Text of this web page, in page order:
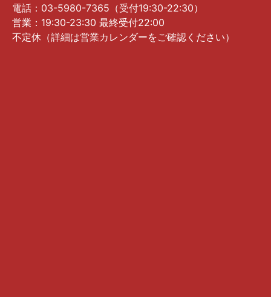
電話：03-5980-7365（受付19:30-22:30）
営業：19:30-23:30 最終受付22:00
不定休（詳細は営業カレンダーをご確認ください）